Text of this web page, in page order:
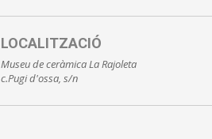
LOCALITZACIÓ
Museu de ceràmica La Rajoleta
c.Pugi d'ossa, s/n